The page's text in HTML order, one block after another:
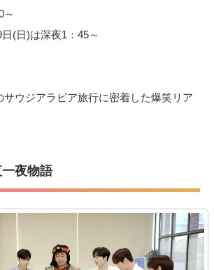
～
(日)は深夜1：45～
ウジアラビア旅行に密着した爆笑リア
夜物語